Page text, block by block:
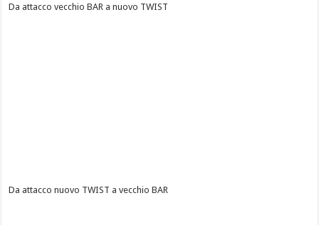
Da attacco vecchio BAR a nuovo TWIST
Da attacco nuovo TWIST a vecchio BAR